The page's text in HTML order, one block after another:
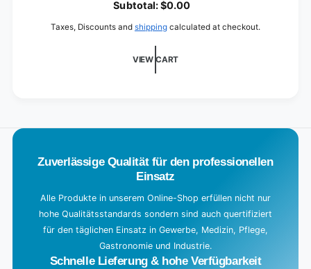
XL
Subtotal:$0.00
Taxes, Discounts and shipping calculated at checkout.
VIEW CART
Zuverlässige Qualität für den professionellen
Einsatz
Alle Produkte in unserem Online-Shop erfüllen nicht nur
hohe Qualitätsstandards sondern sind auch quertifiziert
für den täglichen Einsatz in Gewerbe, Medizin, Pflege,
Gastronomie und Industrie.
Schnelle Lieferung & hohe Verfügbarkeit